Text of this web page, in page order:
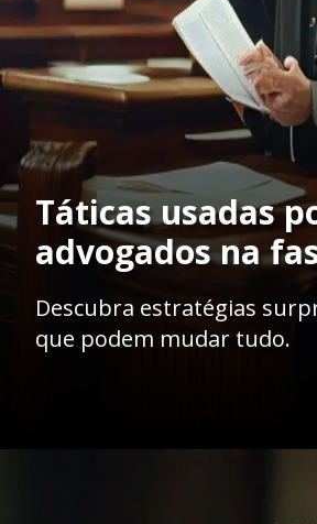
Táticas usadas
advogados na
Descubra estratégias
que podem mudar tudo.